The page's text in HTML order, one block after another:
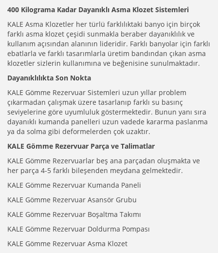
400 Kilograma Kadar Dayanıklı Asma Klozet Sistemleri
KALE Asma Klozetler her türlü farklılıktaki banyo için birçok
farklı asma klozet çeşidi sunmakla beraber dayanıklılık ve
kullanım açısından alanının lideridir. Farklı banyolar için farklı
ebatlarla ve farklı tasarımlarla üretim bandından çıkan asma
klozetler sizlerin kullanımına ve beğenisine sunulmaktadır.
Dayanıklılıkta Son Nokta
KALE Gömme Rezervuar Sistemleri uzun yıllar problem
çıkarmadan çalışmak üzere tasarlanıp farklı su basınç
seviyelerine göre uyumluluk göstermektedir. Bunun yanı sıra
dayanıklı kumanda panelleri uzun vadede kararma paslanma
ya da solma gibi deformelerden çok uzaktır.
KALE Gömme Rezervuar Parça ve Talimatlar
KALE Gömme Rezervuarlar beş ana parçadan oluşmakta ve
her parça 4-5 farklı bileşenden meydana gelmektedir.
KALE Gömme Rezervuar Kumanda Paneli
KALE Gömme Rezervuar Asansör Grubu
KALE Gömme Rezervuar Boşaltma Takımı
KALE Gömme Rezervuar Doldurma Pompası
KALE Gömme Rezervuar Asma Klozet